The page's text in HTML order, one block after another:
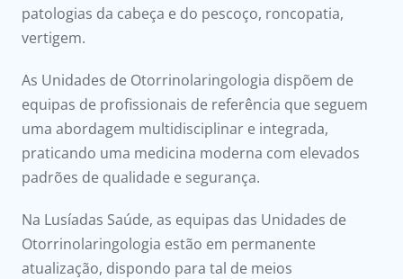
Sport
a nós
patologias da cabeça e do pescoço, roncopatia,
vertigem.
As Unidades de Otorrinolaringologia dispõem de
equipas de profissionais de referência que seguem
uma abordagem multidisciplinar e integrada,
praticando uma medicina moderna com elevados
padrões de qualidade e segurança.
Na Lusíadas Saúde, as equipas das Unidades de
Otorrinolaringologia estão em permanente
atualização, dispondo para tal de meios